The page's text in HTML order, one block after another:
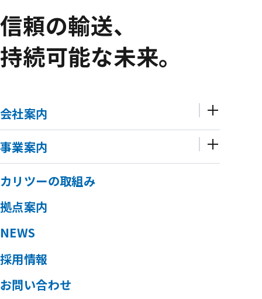
信頼の輸送、
持続可能な未来。
会社案内
事業案内
カリツーの取組み
拠点案内
NEWS
採用情報